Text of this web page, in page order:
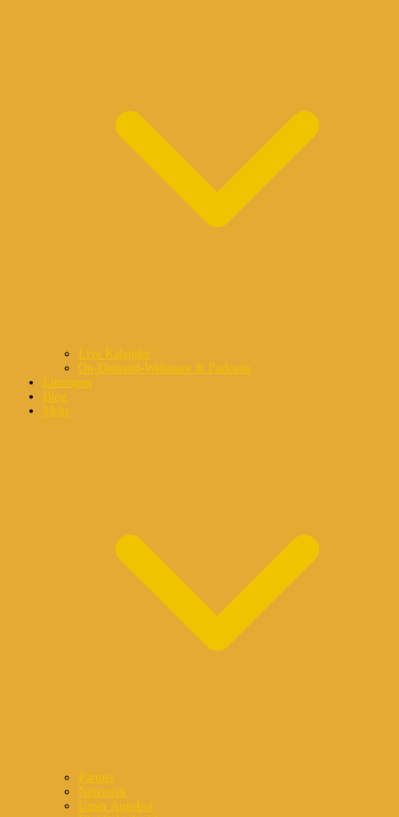
Live Kalender
On-Demand-Webinare & Podcasts
Eintragen
Blog
Mehr
Partner
Netzwerk
Unser Angebot